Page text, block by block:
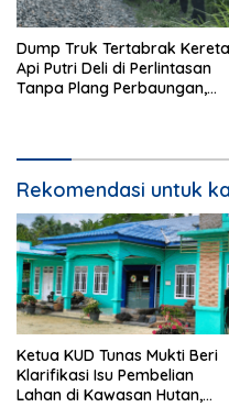
Dump Truk Tertabrak Kereta
Api Putri Deli di Perlintasan
Tanpa Plang Perbaungan,
Rekomendasi untuk
Ketua KUD Tunas Mukti Beri
Klarifikasi Isu Pembelian
Lahan di Kawasan Hutan,